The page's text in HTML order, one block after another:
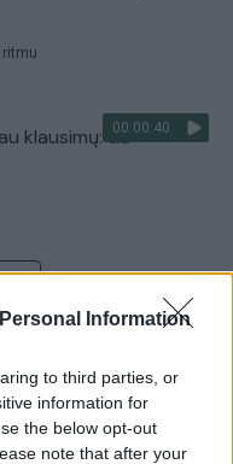
Information
to third parties, or
information for
the below opt-out
note that after your
ritmu
00:00:40
klausimų: du